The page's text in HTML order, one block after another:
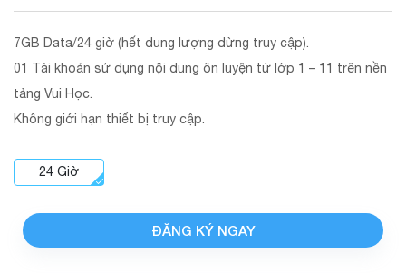
7GB Data/24 giờ (hết dung lượng dừng truy cập).
01 Tài khoản sử dụng nội dung ôn luyện từ lớp 1 – 11 trên nền
tảng Vui Học.
Không giới hạn thiết bị truy cập.
24 Giờ
ĐĂNG KÝ NGAY